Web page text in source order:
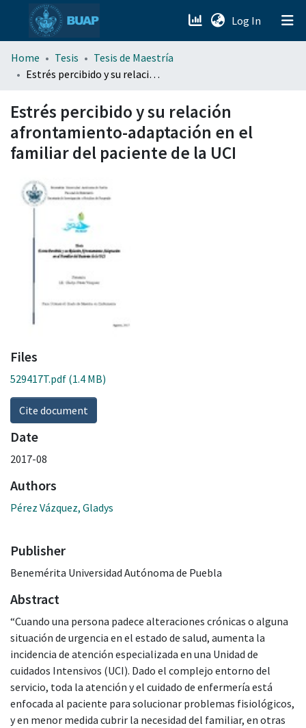
Log In (current)
menu.section.about_menu
Home Tesis
Tesis de Maestría
Estrés percibido y su relación afrontamiento-adaptación en el familiar del paciente de la UCI
Estrés percibido y su relación
afrontamiento-adaptación en el
familiar del paciente de la UCI
Files
529417T.pdf (1.4 MB)
Cite document
Date
2017-08
Authors
Pérez Vázquez, Gladys
Publisher
Benemérita Universidad Autónoma de Puebla
Abstract
“Cuando una persona padece alteraciones crónicas o alguna
situación de urgencia en el estado de salud, aumenta la
incidencia de atención especializada en una Unidad de
cuidados Intensivos (UCI). Dado el complejo entorno del
servicio, toda la atención y el cuidado de enfermería está
enfocada al paciente para solucionar problemas fisiológicos,
y en menor medida cubrir la necesidad del familiar, en otras